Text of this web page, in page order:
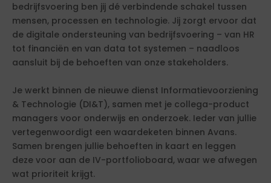
bedrijfsvoering ben jij dé verbindende schakel tussen
mensen, processen en technologie. Jij zorgt ervoor dat
de digitale ondersteuning van bedrijfsvoering – van HR
tot financiën en van data tot systemen – naadloos
aansluit bij de behoeften van onze stakeholders.
Je werkt binnen de nieuwe dienst Informatievoorziening
& Technologie (DI&T), samen met je collega-product
managers voor onderwijs en onderzoek. Ieder van jullie
vertegenwoordigt een waardeketen binnen Avans.
Samen brengen jullie behoeften in kaart en leggen
deze voor aan de IV-portfolioboard, waar we afwegen
wat prioriteit krijgt.